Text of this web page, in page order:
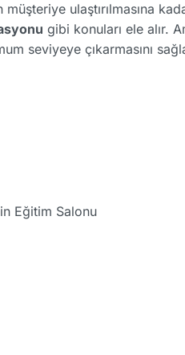
ulaştırılmasına
gibi konuları ele alır.
seviyeye çıkarmasını
Eğitim Salonu